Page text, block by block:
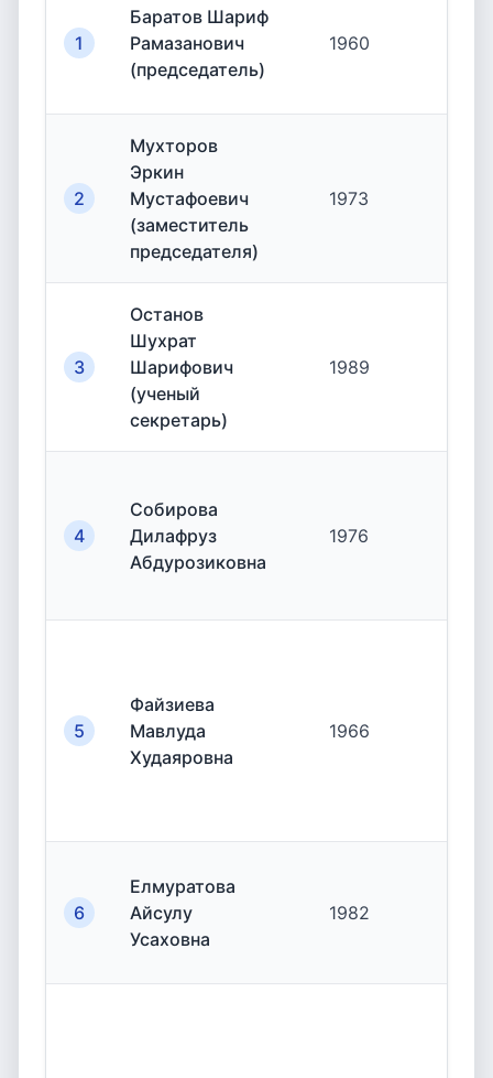
1
Баратов Шариф
Рамазанович
(председатель)
1960
2
Мухторов
Эркин
Мустафоевич
(заместитель
председателя)
1973
3
Останов
Шухрат
Шарифович
(ученый
секретарь)
1989
4
Собирова
Дилафруз
Абдурозиковна
1976
5
Файзиева
Мавлуда
Худаяровна
1966
6
Елмуратова
Айсулу
Усаховна
1982